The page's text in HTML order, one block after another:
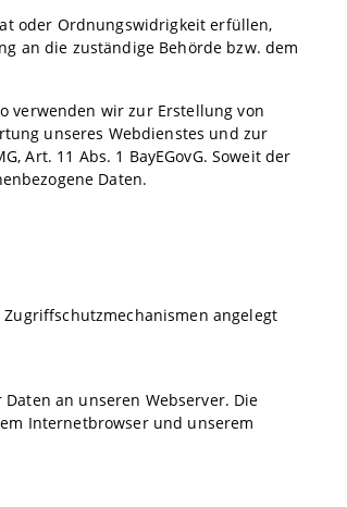
oder Ordnungswidrigkeit erfüllen,
an die zuständige Behörde bzw. dem
verwenden wir zur Erstellung von
unseres Webdienstes und zur
Art. 11 Abs. 1 BayEGovG. Soweit der
Daten.
angelegt
an unseren Webserver. Die
Internetbrowser und unserem